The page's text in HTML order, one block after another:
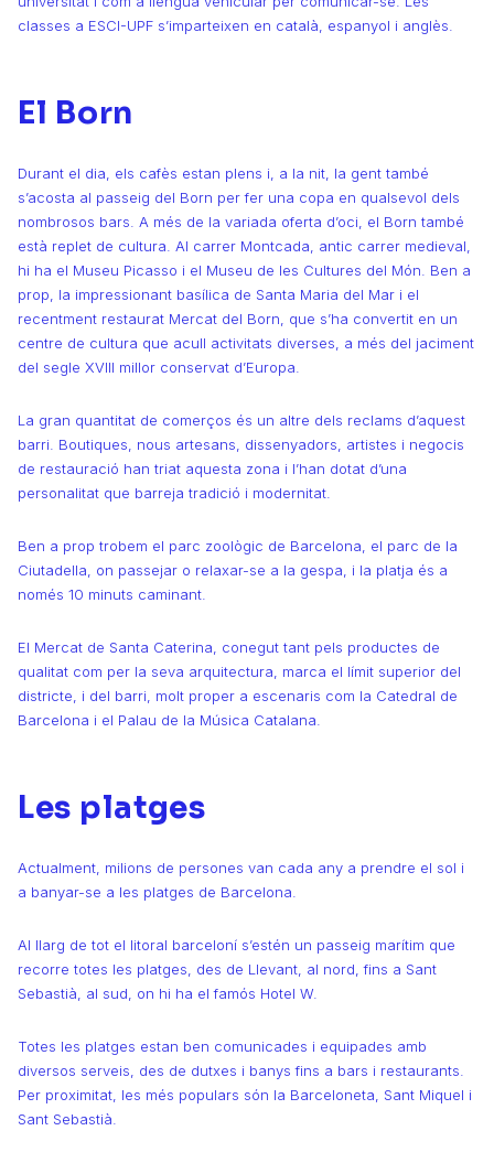
classes a ESCI-UPF s’imparteixen en català, espanyol i anglès.
El Born
Durant el dia, els cafès estan plens i, a la nit, la gent també
s’acosta al passeig del Born per fer una copa en qualsevol dels
nombrosos bars. A més de la variada oferta d’oci, el Born també
està replet de cultura. Al carrer Montcada, antic carrer medieval,
hi ha el Museu Picasso i el Museu de les Cultures del Món. Ben a
prop, la impressionant basílica de Santa Maria del Mar i el
recentment restaurat Mercat del Born, que s’ha convertit en un
centre de cultura que acull activitats diverses, a més del jaciment
del segle XVIII millor conservat d’Europa.
La gran quantitat de comerços és un altre dels reclams d’aquest
barri. Boutiques, nous artesans, dissenyadors, artistes i negocis
de restauració han triat aquesta zona i l’han dotat d’una
personalitat que barreja tradició i modernitat.
Ben a prop trobem el parc zoològic de Barcelona, el parc de la
Ciutadella, on passejar o relaxar-se a la gespa, i la platja és a
només 10 minuts caminant.
El Mercat de Santa Caterina, conegut tant pels productes de
qualitat com per la seva arquitectura, marca el límit superior del
districte, i del barri, molt proper a escenaris com la Catedral de
Barcelona i el Palau de la Música Catalana.
Les platges
Actualment, milions de persones van cada any a prendre el sol i
a banyar-se a les platges de Barcelona.
Al llarg de tot el litoral barceloní s’estén un passeig marítim que
recorre totes les platges, des de Llevant, al nord, fins a Sant
Sebastià, al sud, on hi ha el famós Hotel W.
Totes les platges estan ben comunicades i equipades amb
diversos serveis, des de dutxes i banys fins a bars i restaurants.
Per proximitat, les més populars són la Barceloneta, Sant Miquel i
Sant Sebastià.